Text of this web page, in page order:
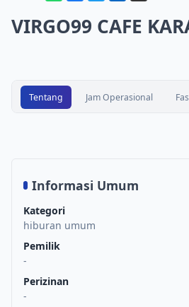
VIRGO99 CAFE
Tentang Jam Operasional
Informasi Umum
Kategori
hiburan umum
Pemilik
-
Perizinan
-